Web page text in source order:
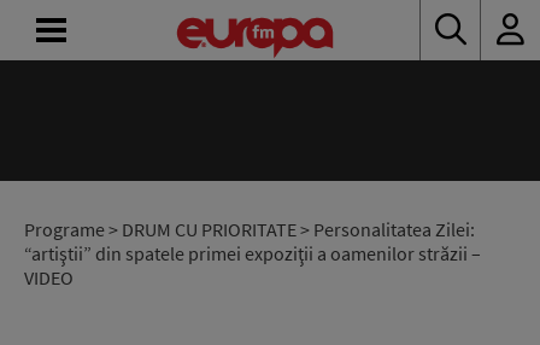
Programe> DRUM CU PRIORITATE> Personalitatea Zilei:
“artiştii” din spatele primei expoziţii a oamenilor străzii –
VIDEO
RADIO
CONCURSURI